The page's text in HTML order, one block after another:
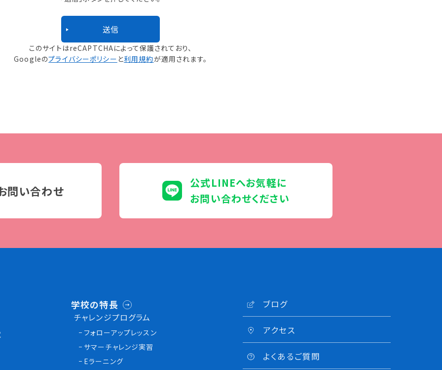
このサイトはreCAPTCHAによって保護されており、
Googleのプライバシーポリシー と利用規約が適用されます。
問い合わせ
公式LINEへお気軽に
お問い合わせください
学校の特長
チャレンジプログラム
フォローアップレッスン
サマーチャレンジ実習
Eラーニング
ブログ
アクセス
よくあるご質問